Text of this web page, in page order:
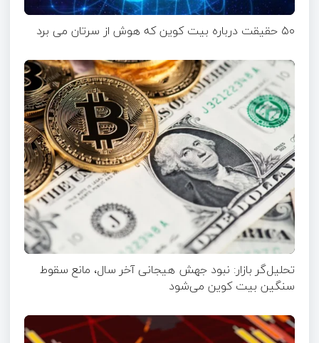
۵۰ حقیقت درباره بیت کوین که هوش از سرتان می برد
تحلیل‌گر بازار: نبود جهش هیجانی آخر سال، مانع سقوط
سنگین بیت کوین می‌شود